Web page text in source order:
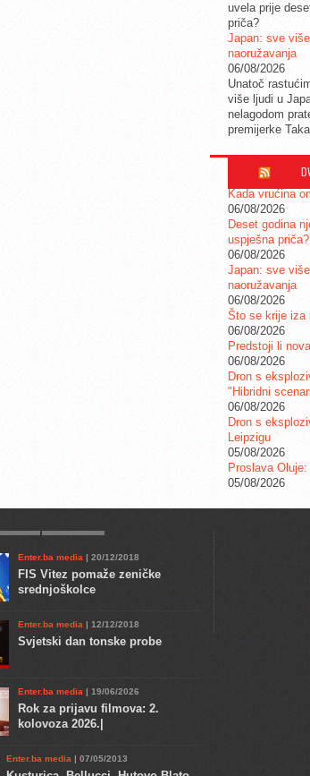
uvela prije
priča?
Japan: sve
naoružavanja
06/08/2026
Unatoč
više ljudi u
nelagodom
premijerke
Kada vrućina
06/08/2026
Deset godina
uspješna priča?
06/08/2026
Japan: sve
naoružavanja
06/08/2026
Što se krije iza
06/08/2026
Predstoji li
06/08/2026
Dron s
"Hibridni
06/08/2026
Dron s
Leipzigu
05/08/2026
Proslava
05/08/2026
Enter.ba media | 20/12/2018
FIS Vitez pomaže zeničke
srednjoškolce
Enter.ba media | 12/12/2018
Svjetski dan tonske probe
Enter.ba media | 19/06/2026
Rok za prijavu filmova: 2.
kolovoza 2026.|
Enter.ba media | 07/05/2013